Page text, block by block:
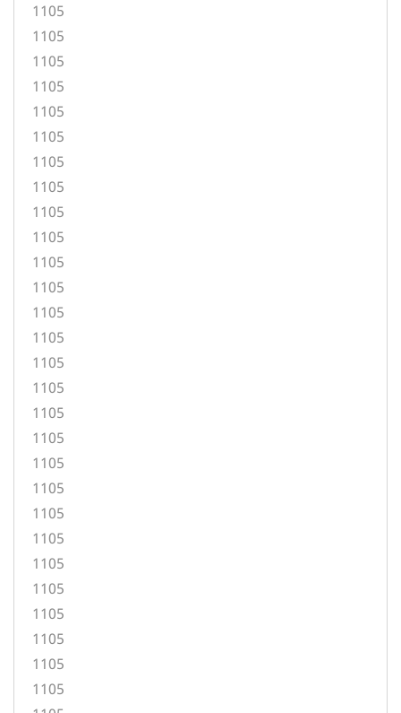
1105
1105
1105
1105
1105
1105
1105
1105
1105
1105
1105
1105
1105
1105
1105
1105
1105
1105
1105
1105
1105
1105
1105
1105
1105
1105
1105
1105